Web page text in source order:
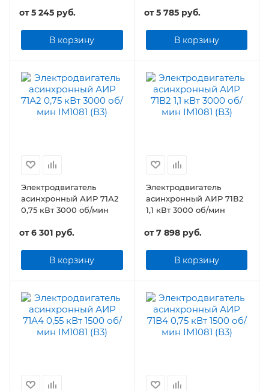
от5 245 руб.
В корзину
от5 785 руб.
В корзину
Электродвигатель
асинхронный АИР 71А2
0,75 кВт 3000 об/мин
от6 301 руб.
В корзину
Электродвигатель
асинхронный АИР 71В2
1,1 кВт 3000 об/мин
от7 898 руб.
В корзину